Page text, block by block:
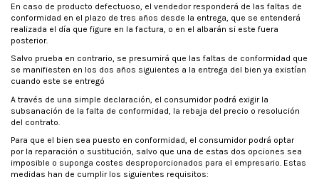
En caso de producto defectuoso, el vendedor responderá de las faltas de
conformidad en el plazo de tres años desde la entrega, que se entenderá
realizada el día que figure en la factura, o en el albarán si este fuera
posterior.
Salvo prueba en contrario, se presumirá que las faltas de conformidad que
se manifiesten en los dos años siguientes a la entrega del bien ya existían
cuando este se entregó
A través de una simple declaración, el consumidor podrá exigir la
subsanación de la falta de conformidad, la rebaja del precio o resolución
del contrato.
Para que el bien sea puesto en conformidad, el consumidor podrá optar
por la reparación o sustitución, salvo que una de estas dos opciones sea
imposible o suponga costes desproporcionados para el empresario. Estas
medidas han de cumplir los siguientes requisitos: